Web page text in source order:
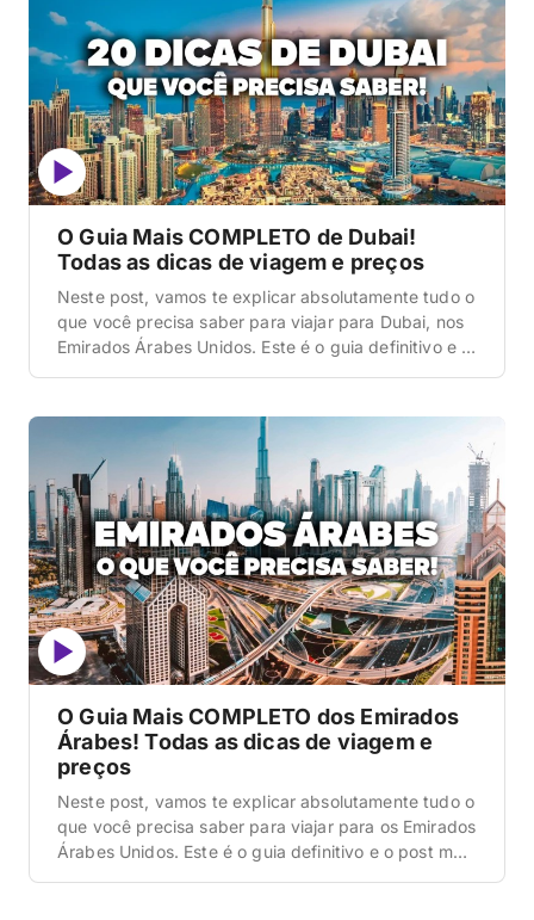
O Guia Mais COMPLETO de Dubai!
Todas as dicas de viagem e preços
Neste post, vamos te explicar absolutamente tudo o
que você precisa saber para viajar para Dubai, nos
Emirados Árabes Unidos. Este é o guia definitivo e o
o metrô que cruza a cidade sem motorista, como
O Guia Mais COMPLETO dos Emirados
Árabes! Todas as dicas de viagem e
preços
Neste post, vamos te explicar absolutamente tudo o
que você precisa saber para viajar para os Emirados
Árabes Unidos. Este é o guia definitivo e o post mais